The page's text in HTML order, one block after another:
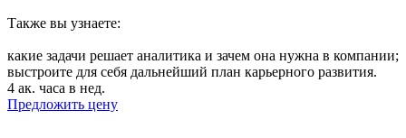
Также вы узнаете:
какие задачи решает аналитика и зачем она нужна в компании;
выстроите для себя дальнейший план карьерного развития.
4 ак. часа в нед.
Предложить цену